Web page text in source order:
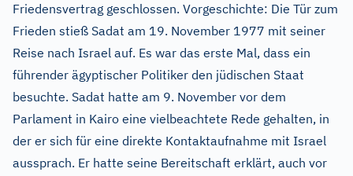
Friedensvertrag geschlossen. Vorgeschichte: Die Tür zum
Frieden stieß Sadat am 19. November 1977 mit seiner
Reise nach Israel auf. Es war das erste Mal, dass ein
führender ägyptischer Politiker den jüdischen Staat
besuchte. Sadat hatte am 9. November vor dem
Parlament in Kairo eine vielbeachtete Rede gehalten, in
der er sich für eine direkte Kontaktaufnahme mit Israel
aussprach. Er hatte seine Bereitschaft erklärt, auch vor